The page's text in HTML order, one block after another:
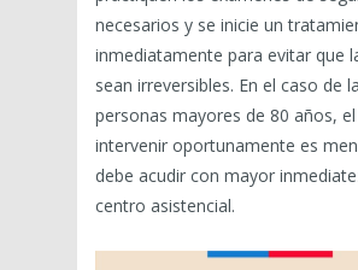
necesarios y se inicie un
inmediatamente para evitar que
sean irreversibles. En el caso de
personas mayores de 80 años,
intervenir oportunamente es
debe acudir con mayor
centro asistencial.